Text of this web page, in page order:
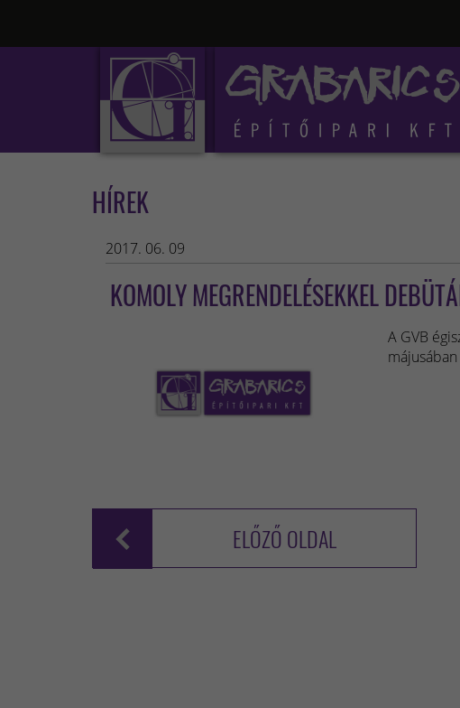
HÍREK
2017. 06. 09
KOMOLY MEGRENDELÉSEKKEL
A GVB
ELŐZŐ OLDAL